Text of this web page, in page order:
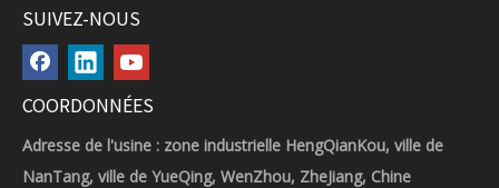
SUIVEZ-NOUS
COORDONNÉES
Adresse de l'usine : zone industrielle HengQianKou, ville de
NanTang, ville de YueQing, WenZhou, ZheJiang, Chine